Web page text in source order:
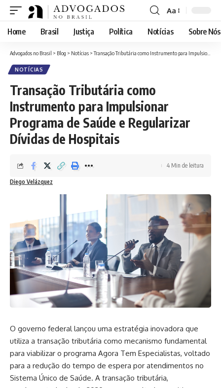
Font
Resizer
Aa
Home Brasil Justiça Política Notícias Sobre Nós
Advogados no Brasil > Blog > Notícias >Transação Tributária como Instrumento para Impulsionar Programa de Saúde e Regularizar Dívidas de Hospitais
NOTÍCIAS
Transação Tributária como
Instrumento para Impulsionar
Programa de Saúde e Regularizar
Dívidas de Hospitais
Diego Velázquez
4 Min de leitura
O governo federal lançou uma estratégia inovadora que
utiliza a transação tributária como mecanismo fundamental
para viabilizar o programa Agora Tem Especialistas, voltado
para a redução do tempo de espera por atendimentos no
Sistema Único de Saúde. A transação tributária,